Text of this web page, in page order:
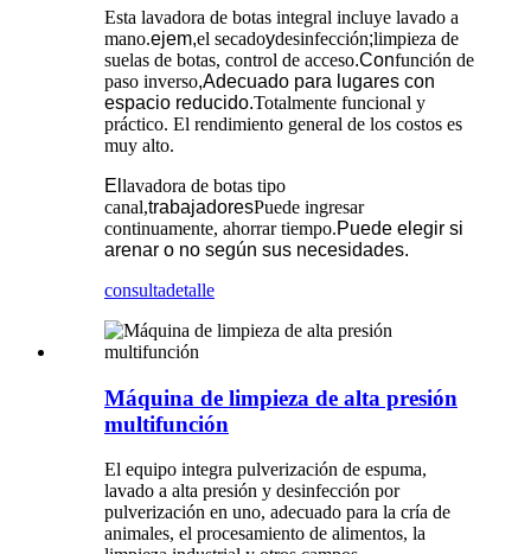
Esta lavadora de botas integral incluye lavado a
mano.ejem,el secadoydesinfección;limpieza de
suelas de botas, control de acceso.Confunción de
paso inverso,Adecuado para lugares con
espacio reducido.Totalmente funcional y
práctico. El rendimiento general de los costos es
muy alto.
El lavadora de botas tipo
canal,trabajadoresPuede ingresar
continuamente, ahorrar tiempo.Puede elegir si
arenar o no según sus necesidades.
consultadetalle
Máquina de limpieza de alta presión
multifunción
El equipo integra pulverización de espuma,
lavado a alta presión y desinfección por
pulverización en uno, adecuado para la cría de
animales, el procesamiento de alimentos, la